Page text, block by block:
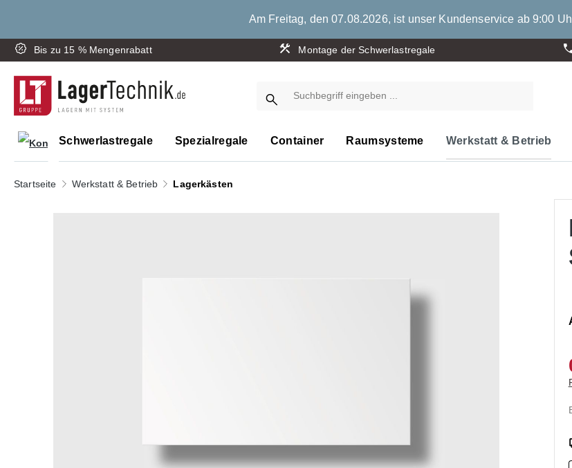
Am Freitag, den 07.08.2026, ist unser Kundenservice ab 9:00
Bis zu 15 % Mengenrabatt Montage der Schwerlastregale
Schwerlastregale Spezialregale Container Raumsysteme Werkstatt & Betrieb
Startseite Werkstatt & Betrieb Lagerkästen